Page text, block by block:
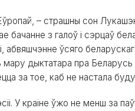
– страшны сон
бачанне з галоў і сэрцаў
абвяшчэнне ўсяго
дыктатара пра Беларусь
за тое, каб не настала
У краіне ўжо не менш за